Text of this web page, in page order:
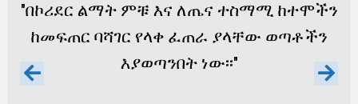
"በኮሪደር ልማት ምቹ እና ለጤና ተስማሚ ከተሞችን
ከመፍጠር ባሻገር የላቀ ፈጠራ ያላቸው ወጣቶችን
እያወጣንበት ነው፡፡"